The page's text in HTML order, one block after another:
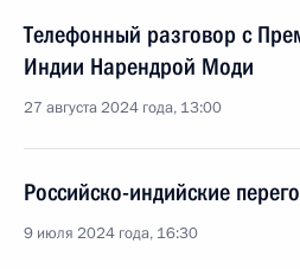
Телефонный разговор с
Индии Нарендрой Моди
27 августа 2024 года, 13:00
Российско-индийские
9 июля 2024 года, 16:30